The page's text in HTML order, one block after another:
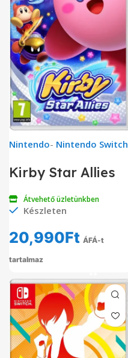
Nintendo- Nintendo Switch
Kirby Star Allies
Átvehető üzletünkben
Készleten
20,990Ft ÁFÁ-t
tartalmaz